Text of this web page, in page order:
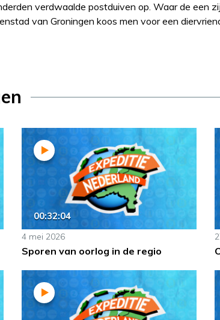
verdwaalde postduiven op. Waar de een
van Groningen koos men voor een
00:32:04
4 mei 2026
Sporen van oorlog in de regio